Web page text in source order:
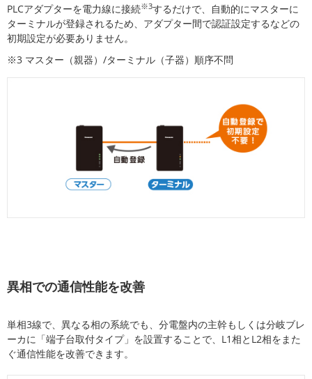
PLCアダプターを電力線に接続※3するだけで、自動的にマスターに
ターミナルが登録されるため、アダプター間で認証設定するなどの
初期設定が必要ありません。
※3 マスター（親器）/ターミナル（子器）順序不問
異相での通信性能を改善
単相3線で、異なる相の系統でも、分電盤内の主幹もしくは分岐ブレ
ーカに「端子台取付タイプ」を設置することで、L1相とL2相をまた
ぐ通信性能を改善できます。